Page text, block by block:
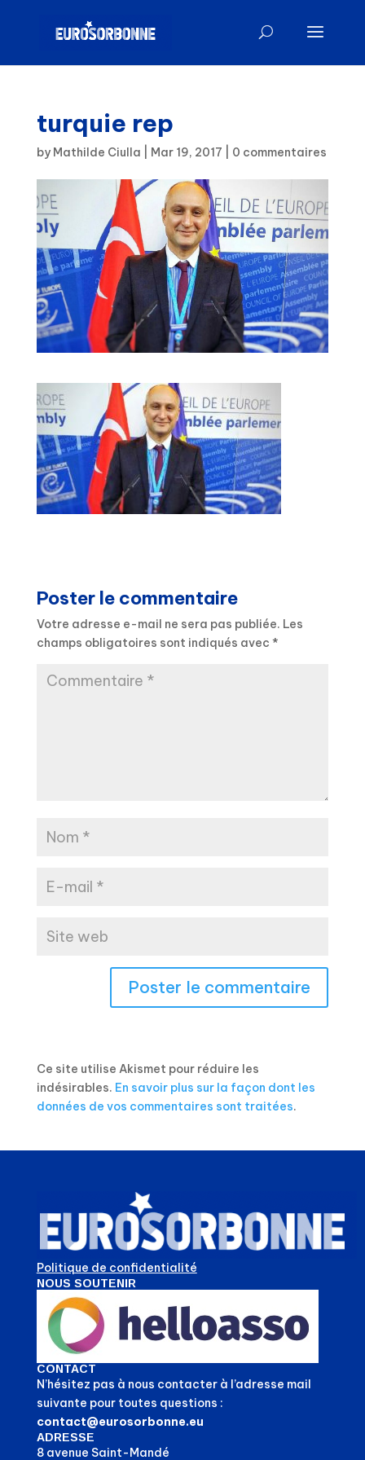
turquie rep
by Mathilde Ciulla Mar 19, 2017 0 commentaires
Poster le commentaire
Votre adresse e-mail ne sera pas publiée. Les
champs obligatoires sont indiqués avec *
Ce site utilise Akismet pour réduire les
indésirables. En savoir plus sur la façon dont les
données de vos commentaires sont traitées.
Politique de confidentialité
NOUS SOUTENIR
CONTACT
N’hésitez pas à nous contacter à l’adresse mail
suivante pour toutes questions :
contact@eurosorbonne.eu
ADRESSE
8 avenue Saint-Mandé